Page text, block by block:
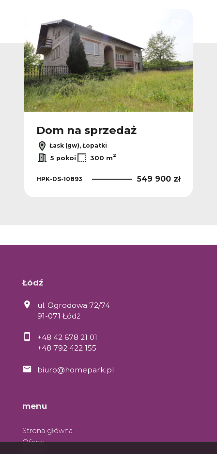
Dom na sprzedaż
Łask (gw), Łopatki
5 pokoi
300 m2
HPK-DS-10893 549 900 zł
Łódź
ul. Ogrodowa 72/74
91-071 Łódź
+48 42 678 21 01
+48 792 422 155
biuro@homepark.pl
menu
Strona główna
Oferty